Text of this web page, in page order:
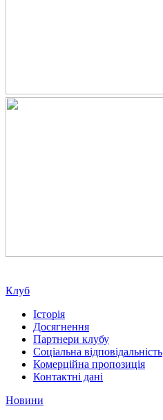
Клуб
Історія
Досягнення
Партнери клубу
Соціальна відповідальність
Комерційна пропозиція
Контактні дані
Новини